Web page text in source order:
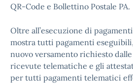
QR-Code e Bollettino Postale PA.
Oltre all’esecuzione di
mostra tutti pagamenti
nuovo versamento richiesto
ricevute telematiche e gli
per tutti pagamenti telematici